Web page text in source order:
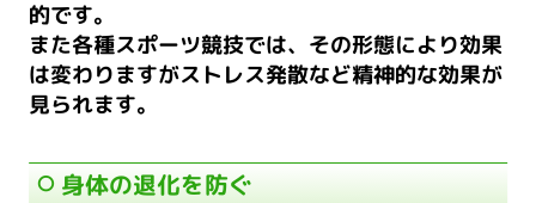
的です。
また各種スポーツ競技では、その形態により効果
は変わりますがストレス発散など精神的な効果が
見られます。
身体の退化を防ぐ